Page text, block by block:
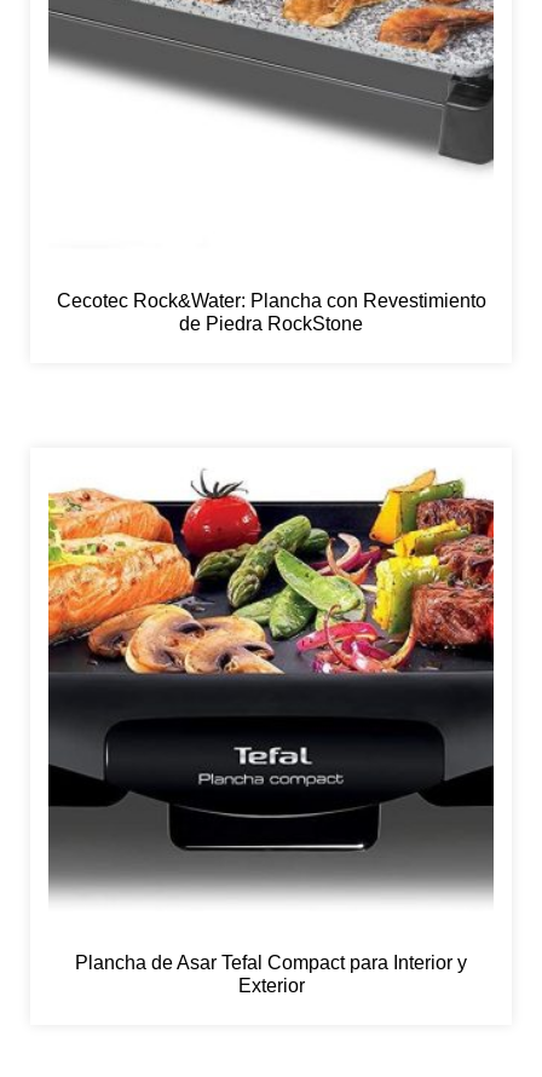
Cecotec Rock&Water: Plancha con Revestimiento
de Piedra RockStone
Plancha de Asar Tefal Compact para Interior y
Exterior